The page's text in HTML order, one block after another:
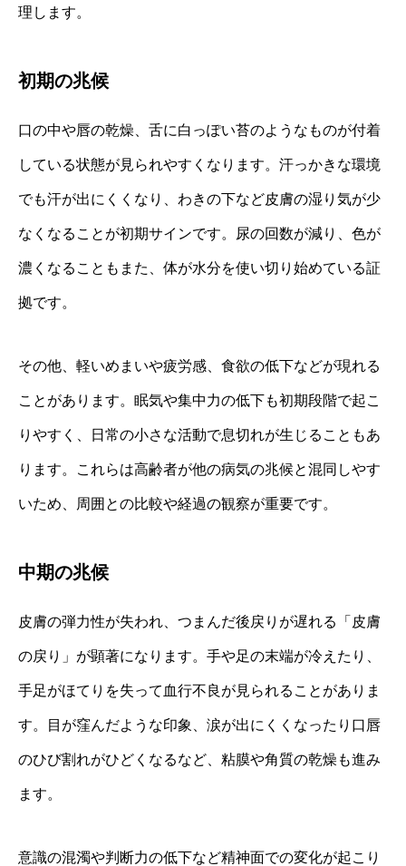
理します。
初期の兆候
口の中や唇の乾燥、舌に白っぽい苔のようなものが付着
している状態が見られやすくなります。汗っかきな環境
でも汗が出にくくなり、わきの下など皮膚の湿り気が少
なくなることが初期サインです。尿の回数が減り、色が
濃くなることもまた、体が水分を使い切り始めている証
拠です。
その他、軽いめまいや疲労感、食欲の低下などが現れる
ことがあります。眠気や集中力の低下も初期段階で起こ
りやすく、日常の小さな活動で息切れが生じることもあ
ります。これらは高齢者が他の病気の兆候と混同しやす
いため、周囲との比較や経過の観察が重要です。
中期の兆候
皮膚の弾力性が失われ、つまんだ後戻りが遅れる「皮膚
の戻り」が顕著になります。手や足の末端が冷えたり、
手足がほてりを失って血行不良が見られることがありま
す。目が窪んだような印象、涙が出にくくなったり口唇
のひび割れがひどくなるなど、粘膜や角質の乾燥も進み
ます。
意識の混濁や判断力の低下など精神面での変化が起こり